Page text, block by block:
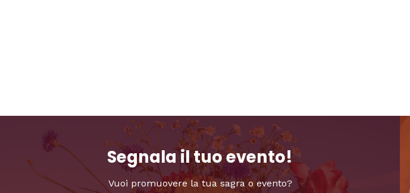
Segnala il tuo evento!
Vuoi promuovere la tua sagra o evento?